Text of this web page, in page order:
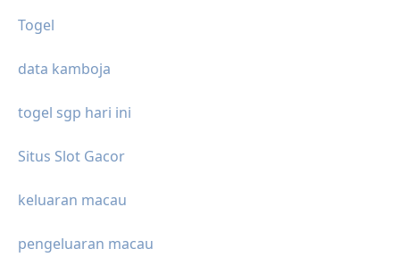
Togel
data kamboja
togel sgp hari ini
Situs Slot Gacor
keluaran macau
pengeluaran macau